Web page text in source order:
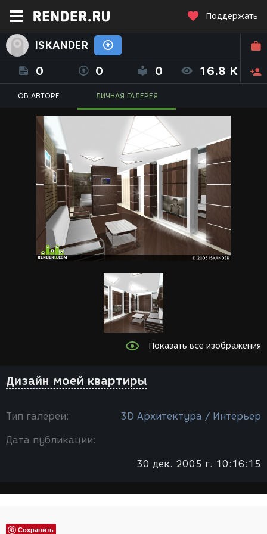
Поддержать
ISKANDER
0 0 0 16.8 K
ОБ АВТОРЕ ЛИЧНАЯ ГАЛЕРЕЯ
Показать все изображения
Дизайн моей квартиры
Тип галереи: 3D Архитектура / Интерьер
Дата публикации:
30 дек. 2005 г. 10:16:15
Сохранить